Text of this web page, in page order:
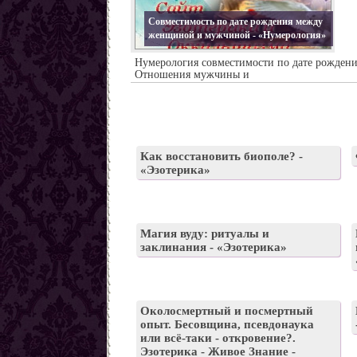
Заговоры от наркомании
Все порчи
Совместимость по дате рождения между
женщиной и мужчиной - «Нумерология»
Нумерология совместимости по дате
Отношения мужчины и
Как восстановить биополе? -
«Эзотерика»
Магия вуду: ритуалы и
заклинания - «Эзотерика»
Околосмертный и посмертный
опыт. Бесовщина, псевдонаука
или всё-таки - откровение?.
Эзотерика - Живое Знание -